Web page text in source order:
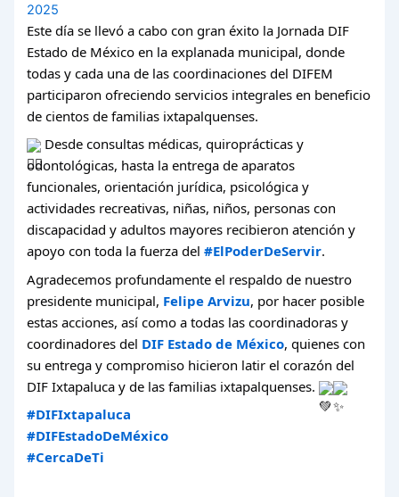
2025
Este día se llevó a cabo con gran éxito la Jornada DIF
Estado de México en la explanada municipal, donde
todas y cada una de las coordinaciones del DIFEM
participaron ofreciendo servicios integrales en beneficio
de cientos de familias ixtapalquenses.
Desde consultas médicas, quiroprácticas y
odontológicas, hasta la entrega de aparatos
funcionales, orientación jurídica, psicológica y
actividades recreativas, niñas, niños, personas con
discapacidad y adultos mayores recibieron atención y
apoyo con toda la fuerza del#ElPoderDeServir.
Agradecemos profundamente el respaldo de nuestro
presidente municipal, Felipe Arvizu, por hacer posible
estas acciones, así como a todas las coordinadoras y
coordinadores del DIF Estado de México, quienes con
su entrega y compromiso hicieron latir el corazón del
DIF Ixtapaluca y de las familias ixtapalquenses.
#DIFIxtapaluca
#DIFEstadoDeMéxico
#CercaDeTi